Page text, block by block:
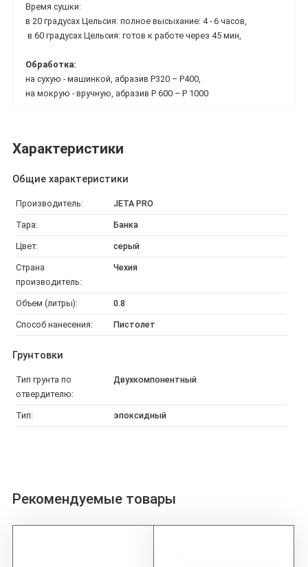
Время сушки:
в 20 градусах Цельсия: полное высыхание: 4 - 6 часов,
в 60 градусах Цельсия: готов к работе через 45 мин,
Обработка:
на сухую - машинкой, абразив Р320 – Р400,
на мокрую - вручную, абразив Р 600 – Р 1000
Характеристики
Общие характеристики
Производитель: JETA PRO
Тара: Банка
Цвет: серый
Страна
производитель:
Чехия
Объем (литры): 0.8
Способ нанесения: Пистолет
Грунтовки
Тип грунта по
отвердителю:
Двухкомпонентный
Тип: эпоксидный
Рекомендуемые товары